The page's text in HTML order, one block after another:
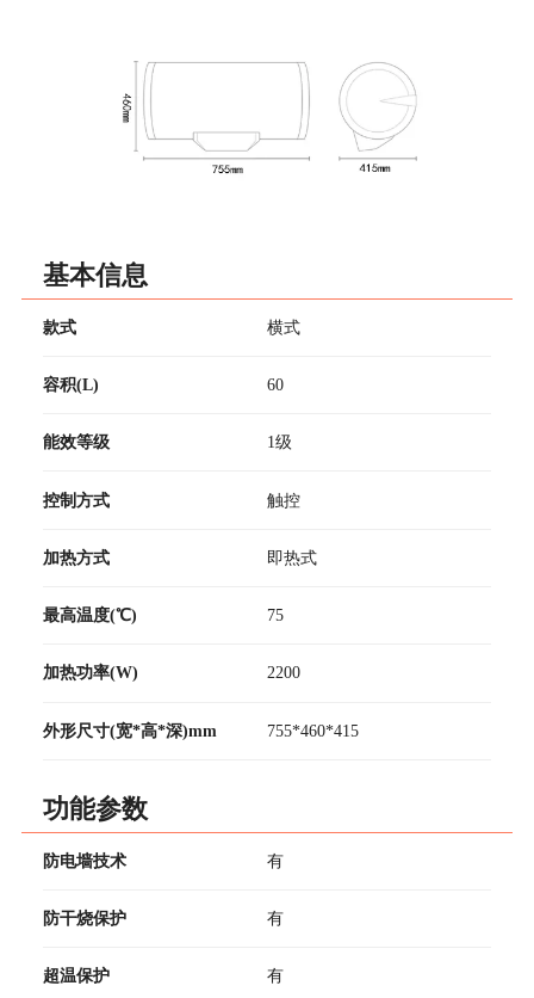
基本信息
款式 横式
容积(L) 60
能效等级 1级
控制方式 触控
加热方式 即热式
最高温度(℃) 75
加热功率(W) 2200
外形尺寸(宽*高*深)mm 755*460*415
功能参数
防电墙技术 有
防干烧保护 有
超温保护 有